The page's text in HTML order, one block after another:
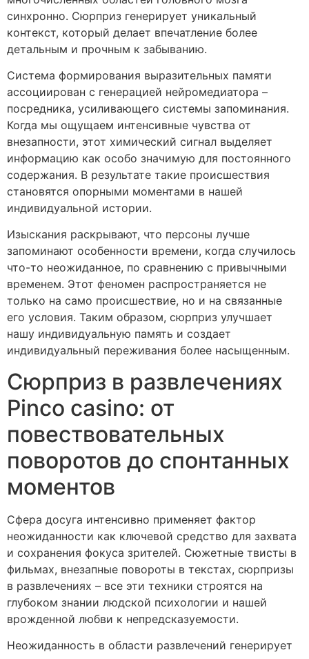
синхронно. Сюрприз генерирует уникальный
контекст, который делает впечатление более
детальным и прочным к забыванию.
Система формирования выразительных памяти
ассоциирован с генерацией нейромедиатора –
посредника, усиливающего системы запоминания.
Когда мы ощущаем интенсивные чувства от
внезапности, этот химический сигнал выделяет
информацию как особо значимую для постоянного
содержания. В результате такие происшествия
становятся опорными моментами в нашей
индивидуальной истории.
Изыскания раскрывают, что персоны лучше
запоминают особенности времени, когда случилось
что-то неожиданное, по сравнению с привычными
временем. Этот феномен распространяется не
только на само происшествие, но и на связанные
его условия. Таким образом, сюрприз улучшает
нашу индивидуальную память и создает
индивидуальный переживания более насыщенным.
Сюрприз в развлечениях
Pinco casino: от
повествовательных
поворотов до спонтанных
моментов
Сфера досуга интенсивно применяет фактор
неожиданности как ключевой средство для захвата
и сохранения фокуса зрителей. Сюжетные твисты в
фильмах, внезапные повороты в текстах, сюрпризы
в развлечениях – все эти техники строятся на
глубоком знании людской психологии и нашей
врожденной любви к непредсказуемости.
Неожиданность в области развлечений генерирует